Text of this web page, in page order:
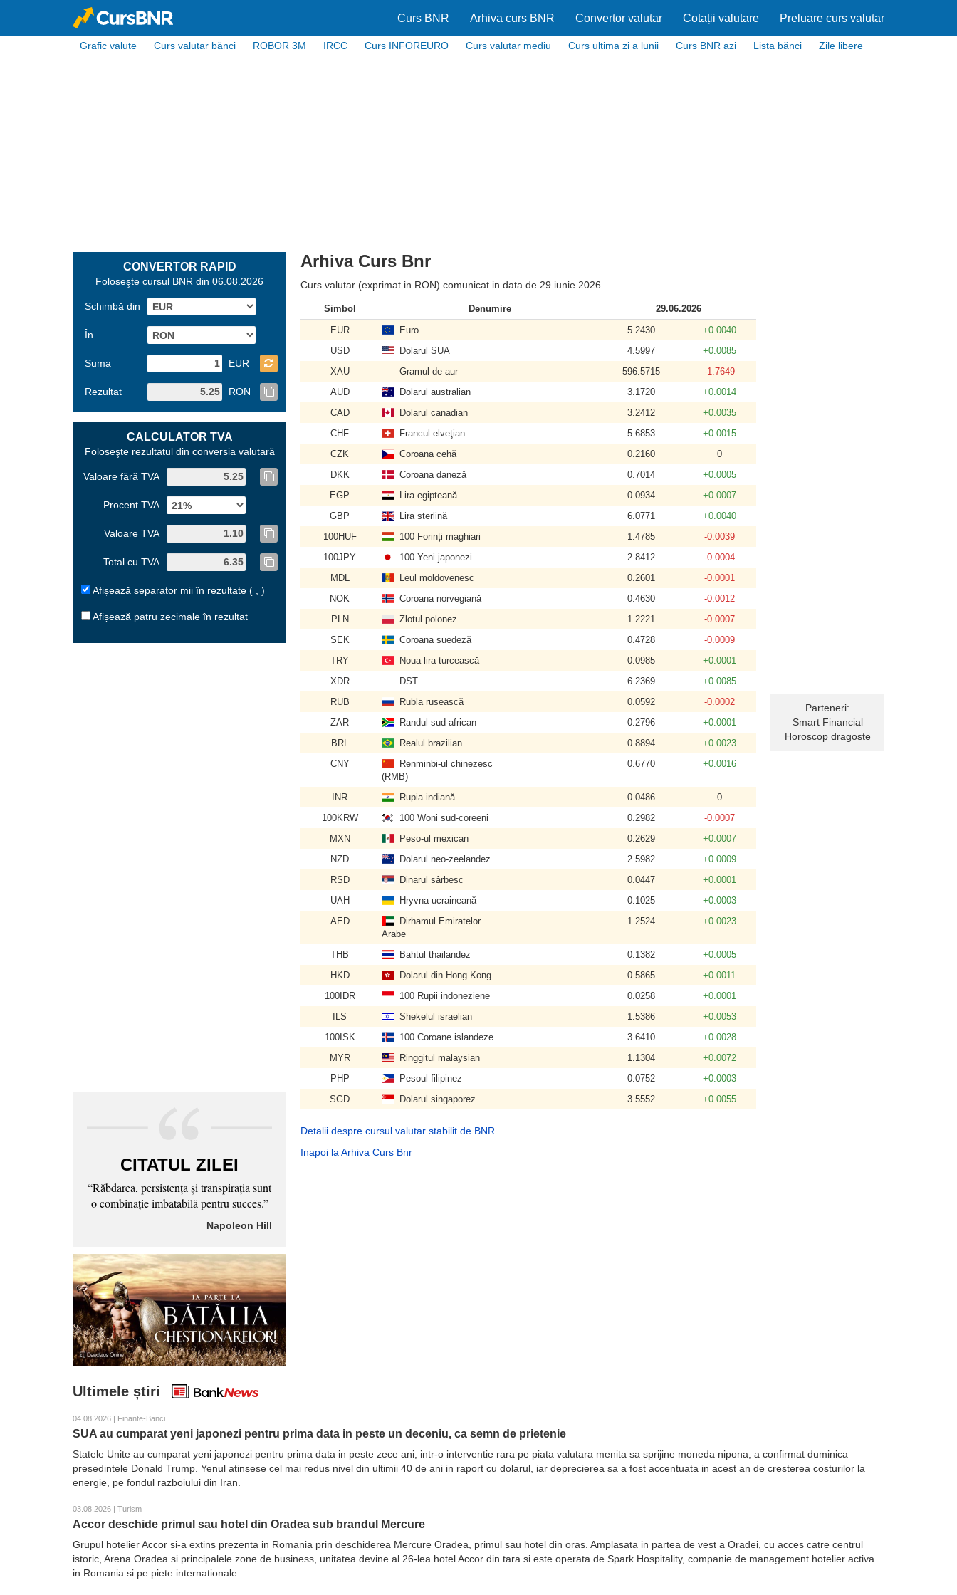
Curs BNR Arhiva curs BNR Convertor valutar Cotații valutare Preluare curs valutar
Grafic valute Curs valutar bănci ROBOR 3M IRCC Curs INFOREURO Curs valutar mediu Curs ultima zi a lunii Curs BNR azi Lista bănci Zile libere
CONVERTOR RAPID
Foloseşte cursul BNR din 06.08.2026
Schimbă din
În
Suma EUR
Rezultat RON
CALCULATOR TVA
Foloseşte rezultatul din conversia valutară
Valoare fără TVA
Procent TVA
Valoare TVA
Total cu TVA
Afișează separator mii în rezultate ( , )
Afișează patru zecimale în rezultat
CITATUL ZILEI
“Răbdarea, persistenţa şi transpiraţia sunt
o combinaţie imbatabilă pentru succes.”
Napoleon Hill
Arhiva Curs Bnr
Curs valutar (exprimat in RON) comunicat in data de 29 iunie 2026
Simbol Denumire
29.06.2026
EUR
Euro 5.2430
+0.0040
USD
Dolarul SUA 4.5997
+0.0085
XAU
Gramul de aur 596.5715
-1.7649
AUD
Dolarul australian 3.1720
+0.0014
CAD
Dolarul canadian 3.2412
+0.0035
CHF
Francul elveţian 5.6853
+0.0015
CZK
Coroana cehă 0.2160
0
DKK
Coroana daneză 0.7014
+0.0005
EGP
Lira egipteană 0.0934
+0.0007
GBP
Lira sterlină 6.0771
+0.0040
100HUF
100 Forinți maghiari 1.4785
-0.0039
100JPY
100 Yeni japonezi 2.8412
-0.0004
MDL
Leul moldovenesc 0.2601
-0.0001
NOK
Coroana norvegiană 0.4630
-0.0012
PLN
Zlotul polonez 1.2221
-0.0007
SEK
Coroana suedeză 0.4728
-0.0009
TRY
Noua lira turcească 0.0985
+0.0001
XDR
DST 6.2369
+0.0085
RUB
Rubla rusească 0.0592
-0.0002
ZAR
Randul sud-african 0.2796
+0.0001
BRL
Realul brazilian 0.8894
+0.0023
CNY
Renminbi-ul chinezesc
(RMB)
0.6770 +0.0016
INR Rupia indiană 0.0486
0
100KRW
100 Woni sud-coreeni 0.2982
-0.0007
MXN
Peso-ul mexican 0.2629
+0.0007
NZD
Dolarul neo-zeelandez 2.5982
+0.0009
RSD
Dinarul sârbesc 0.0447
+0.0001
UAH
Hryvna ucraineană 0.1025
+0.0003
AED
Dirhamul Emiratelor
Arabe
1.2524 +0.0023
THB Bahtul thailandez 0.1382
+0.0005
HKD
Dolarul din Hong Kong 0.5865
+0.0011
100IDR
100 Rupii indoneziene 0.0258
+0.0001
ILS
Shekelul israelian 1.5386
+0.0053
100ISK
100 Coroane islandeze 3.6410
+0.0028
MYR
Ringgitul malaysian 1.1304
+0.0072
PHP
Pesoul filipinez 0.0752
+0.0003
SGD
Dolarul singaporez 3.5552 +0.0055
Detalii despre cursul valutar stabilit de BNR
Inapoi la Arhiva Curs Bnr
Parteneri:
Smart Financial
Horoscop dragoste
Ultimele știri
04.08.2026 | Finante-Banci
SUA au cumparat yeni japonezi pentru prima data in peste un deceniu, ca semn de prietenie
Statele Unite au cumparat yeni japonezi pentru prima data in peste zece ani, intr-o interventie rara pe piata valutara menita sa sprijine moneda nipona, a confirmat duminica
presedintele Donald Trump. Yenul atinsese cel mai redus nivel din ultimii 40 de ani in raport cu dolarul, iar deprecierea sa a fost accentuata in acest an de cresterea costurilor la
energie, pe fondul razboiului din Iran.
03.08.2026 | Turism
Accor deschide primul sau hotel din Oradea sub brandul Mercure
Grupul hotelier Accor si-a extins prezenta in Romania prin deschiderea Mercure Oradea, primul sau hotel din oras. Amplasata in partea de vest a Oradei, cu acces catre centrul
istoric, Arena Oradea si principalele zone de business, unitatea devine al 26-lea hotel Accor din tara si este operata de Spark Hospitality, companie de management hotelier activa
in Romania si pe piete internationale.